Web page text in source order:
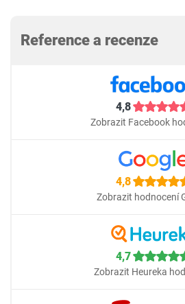
Reference a recenze
4,8
Zobrazit Facebook
4,8
Zobrazit hodnocení
4,7
Zobrazit Heureka